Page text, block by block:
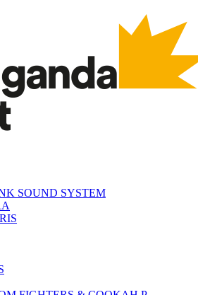
SOUND SYSTEM